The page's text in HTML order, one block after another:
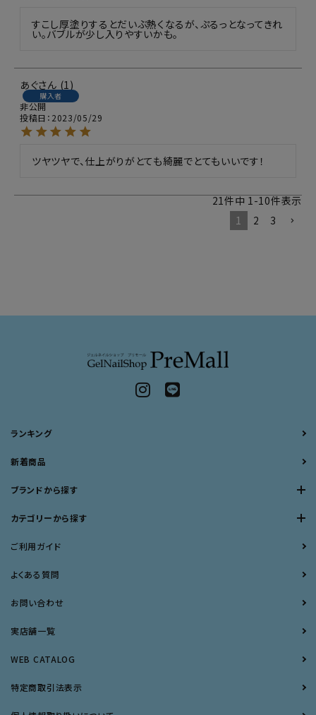
すこし厚塗りするとだいぶ熱くなるが、ぷるっとなってきれ
い。バブルが少し入りやすいかも。
あぐ 1
購入者
非公開
投稿日
2023/05/29
ツヤツヤで、仕上がりがとても綺麗でとてもいいです！
21件中1-10件表示
1
2 3
ランキング
新着商品
ブランドから探す
カテゴリーから探す
ご利用ガイド
よくある質問
お問い合わせ
実店舗一覧
WEB CATALOG
特定商取引法表示